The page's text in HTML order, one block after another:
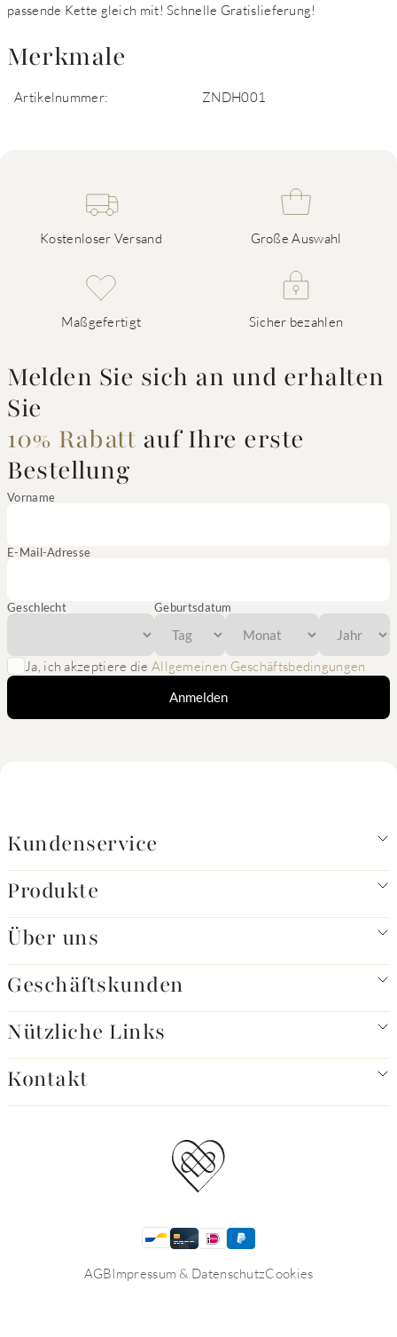
passende Kette gleich mit! Schnelle Gratislieferung!
Merkmale
Artikelnummer: ZNDH001
Kostenloser Versand Große Auswahl
Maßgefertigt Sicher bezahlen
Melden Sie sich an und erhalten
Sie
10% Rabatt auf Ihre erste
Bestellung
Vorname
E-Mail-Adresse
Geschlecht Geburtsdatum
Ja, ich akzeptiere die Allgemeinen Geschäftsbedingungen
Anmelden
Kundenservice
Produkte
Über uns
Geschäftskunden
Nützliche Links
Kontakt
AGBImpressum & DatenschutzCookies